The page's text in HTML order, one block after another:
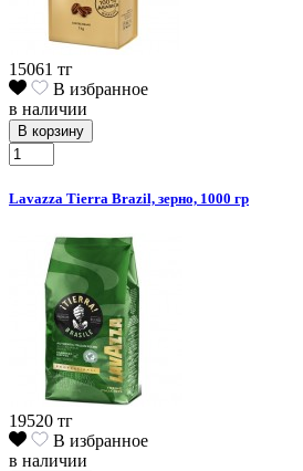
15061 тг
В избранное
в наличии
В корзину
Lavazza Tierra Brazil, зерно, 1000 гр
19520 тг
В избранное
в наличии